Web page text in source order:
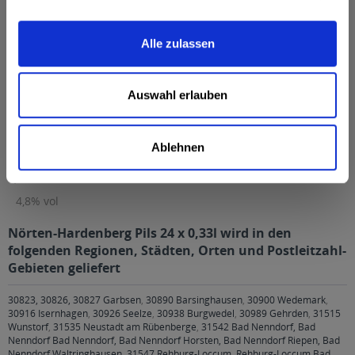
Alle zulassen
Auswahl erlauben
Ablehnen
Anmerkung: Sofern Allergene vorhanden sind, sind diese
mittels Großbuchstaben besonders hervorgehoben
Martini Brauerei, 34119 Kasselmehr
Martini Brauerei, 34119 Kassel
4,8% vol
4,8% vol
Nörten-Hardenberg Pils 24 x 0,33l wird in den
folgenden Regionen, Städten, Orten und Postleitzahl-
Gebieten geliefert
30823, 30826, 30827 Garbsen, 30890 Barsinghausen, 30900 Wedemark,
30916 Isernhagen, 30926 Seelze, 30938 Burgwedel, 30989 Gehrden, 31515
Wunstorf, 31535 Neustadt am Rübenberge, 31542 Bad Nenndorf, Bad
Nenndorf Bad Nenndorf, Bad Nenndorf Horsten, Bad Nenndorf Riepen, Bad